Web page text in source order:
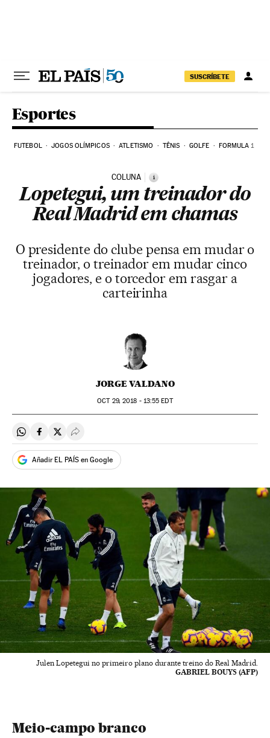
SUSCRÍBETE
Esportes
FUTEBOL JOGOS OLÍMPICOS ATLETISMO TÊNIS GOLFE FORMULA 1
COLUNA i
Lopetegui, um treinador do
Real Madrid em chamas
O presidente do clube pensa em mudar o
treinador, o treinador em mudar cinco
jogadores, e o torcedor em rasgar a
carteirinha
JORGE VALDANO
OCT29, 2018 - 13:55 EDT
Compartir en Whatsapp
Compartir en Facebook
Compartir en Twitter
Desplegar Redes Sociales
Añadir EL PAÍS en Google
Julen Lopetegui no primeiro plano durante treino do Real Madrid.
GABRIEL BOUYS (AFP)
Meio-campo branco